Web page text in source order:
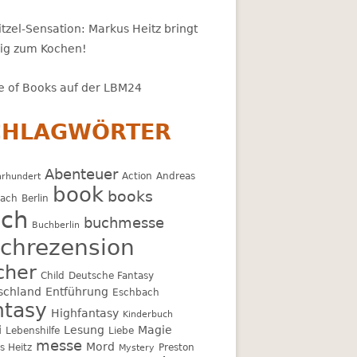
Sensation: Markus Heitz bringt
zum Kochen!
of Books auf der LBM24
Abenteuer Action Andreas
Berlin book books
Buchberlin buchmesse
Child Deutsche Fantasy
Entführung Eschbach
Highfantasy Kinderbuch
Lebenshilfe Lesung Liebe Magie
Heitz messe Mord Mystery Preston